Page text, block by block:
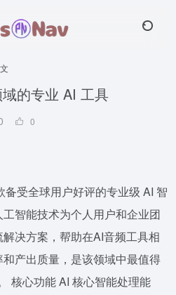
的专业 AI 工具
0
受全球用户好评的专业级 AI 智
智能技术为个人用户和企业团
决方案，帮助在AI音频工具相
产出质量，是该领域中最值得
核心功能 AI 核心智能处理能